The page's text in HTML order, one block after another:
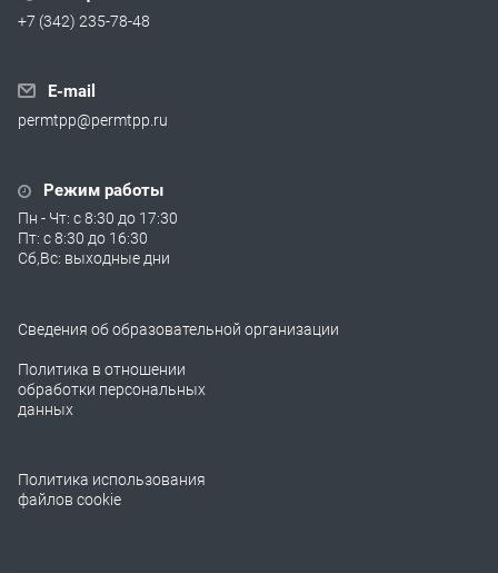
+7 (342) 235-78-48
E-mail
permtpp@permtpp.ru
Режим работы
Пн - Чт: с 8:30 до 17:30
Пт: с 8:30 до 16:30
Сб,Вс: выходные дни
Сведения об образовательной организации
Политика в отношении
обработки персональных
данных
Политика использования
файлов cookie